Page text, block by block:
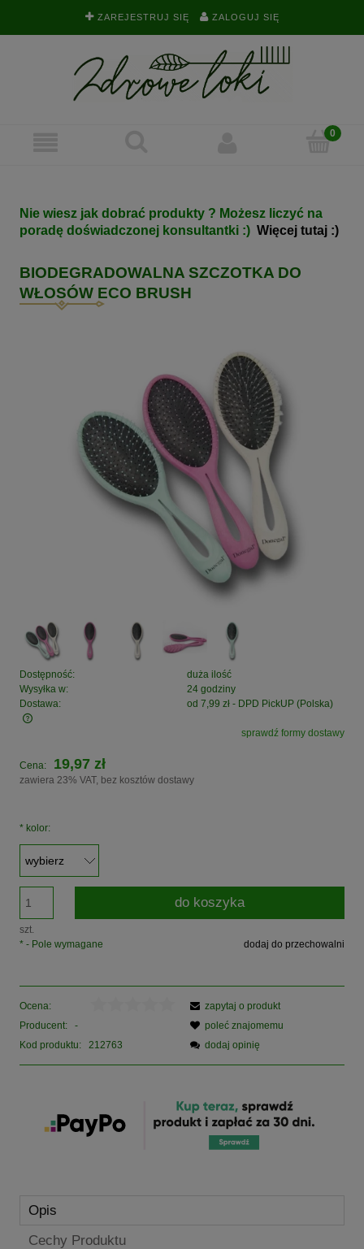
ZAREJESTRUJ SIĘ ZALOGUJ SIĘ
Nie wiesz jak dobrać produkty ? Możesz liczyć na
poradę doświadczonej konsultantki :) Więcej tutaj :)
BIODEGRADOWALNA SZCZOTKA DO
WŁOSÓW ECO BRUSH
Dostępność:
duża ilość
Wysyłka w:
24 godziny
Dostawa:
od 7,99 zł - DPD PickUP (Polska)
Cena nie zawiera ewentualnych kosztów płatnościsprawdź formy dostawy
Cena: 19,97 zł
zawiera 23% VAT, bez kosztów dostawy
* kolor:
szt.
do koszyka
dodaj do przechowalni
* - Pole wymagane
Ocena:
Producent:
-
Kod produktu:
212763
zapytaj o produkt
poleć znajomemu
dodaj opinię
Opis
Cechy Produktu